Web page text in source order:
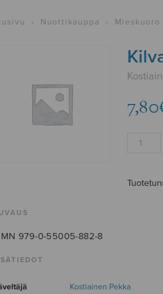
› Nuottikauppa › Mieskuoro
7,80
Kilvan
979-0-55005-882-8
Kostiainen Pekka